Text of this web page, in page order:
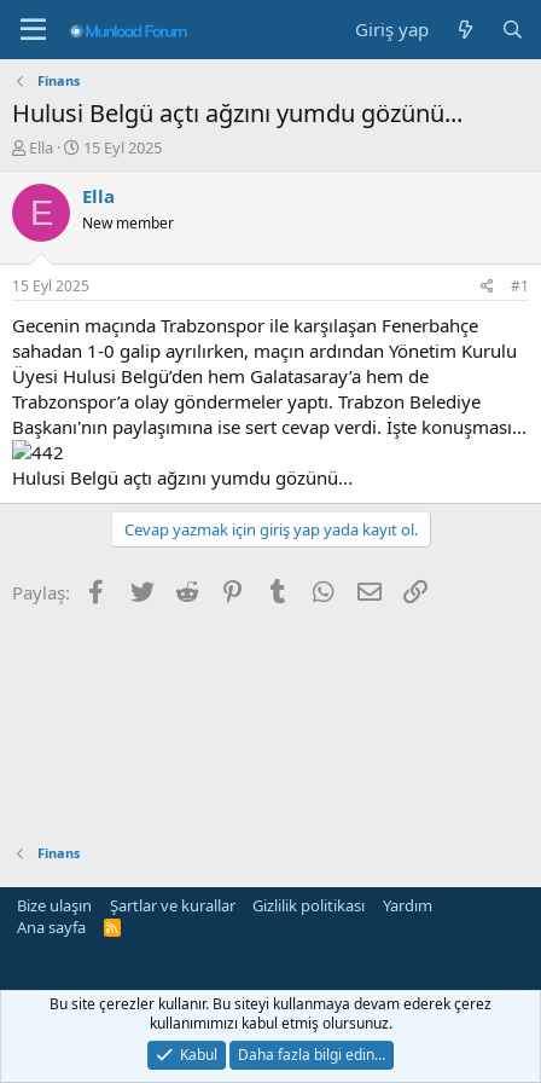
Giriş yap
Finans
Hulusi Belgü açtı ağzını yumdu gözünü...
K
n
b
u
u
b
a
ş
l
a
t
a
n
Ella
B
ş
a
g
ı
ç
r
i
h
15 Eyl 2025
E Ella
New member
15 Eyl 2025 #1
Gecenin maçında Trabzonspor ile karşılaşan Fenerbahçe
sahadan 1-0 galip ayrılırken, maçın ardından Yönetim Kurulu
Üyesi Hulusi Belgü’den hem Galatasaray’a hem de
Trabzonspor’a olay göndermeler yaptı. Trabzon Belediye
Başkanı'nın paylaşımına ise sert cevap verdi. İşte konuşması...
Hulusi Belgü açtı ağzını yumdu gözünü...
Cevap yazmak için giriş yap yada kayıt ol.
Paylaş: Facebook
Twitter Reddit PinterestTumblr WhatsApp
E-posta
Finans
Bize ulaşın Şartlar ve kurallar Gizlilik politikası
Yardım
Ana sayfa
R
Bu site çerezler kullanır. Bu siteyi kullanmaya devam ederek çerez
kullanımımızı kabul etmiş olursunuz.
Kabul
Daha fazla bilgi edin…